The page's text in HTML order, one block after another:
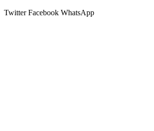
TwitterFacebook WhatsApp